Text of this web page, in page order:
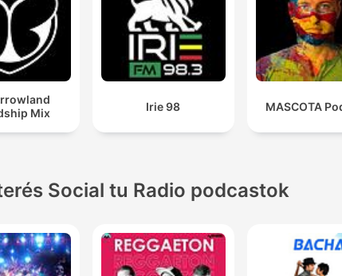
Mix
Irie 98 MASCOTA
Social tu Radio podcastok